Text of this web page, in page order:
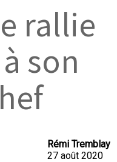
rallie
son
Rémi Tremblay
27 août 2020